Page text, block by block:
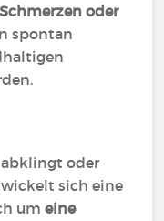
oder
spontan
oder
sich eine
umeine